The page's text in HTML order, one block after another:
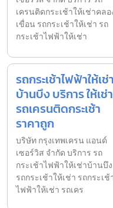
เครนติดกระเช้าให้เช่าคลอ
เขื่อน รถกระเช้าให้เช่า รถ
กระเช้าไฟฟ้าให้เช่า
รถกระเช้าไฟฟ้าให้เช่า
บ้านบึง บริการ ให้เช่า
รถเครนติดกระเช้า
ราคาถูก
บริษัท กรุงเทพเครน แอนด์
เซอร์วิส จำกัด บริการ รถ
กระเช้าไฟฟ้าให้เช่าบ้านบึง
รถกระเช้าให้เช่า รถกระเช้
ไฟฟ้าให้เช่า รถเคร